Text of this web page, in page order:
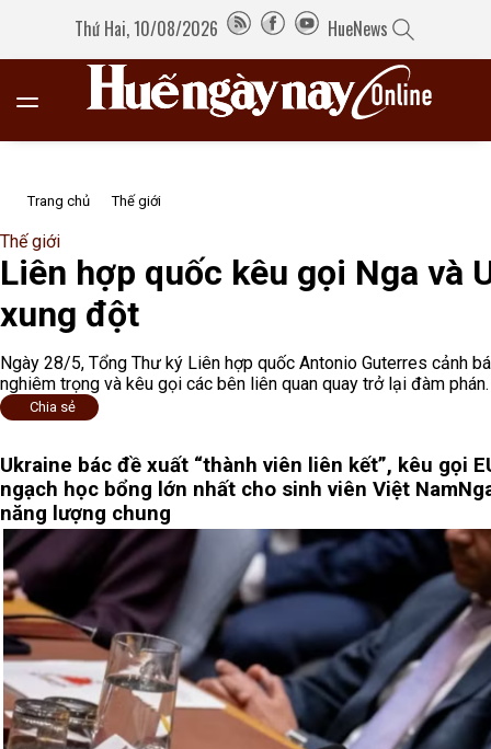
Thứ Hai, 10/08/2026 HueNews
Trang chủ Thế giới
Thế giới
Liên hợp quốc kêu gọi Nga và
xung đột
Ngày 28/5, Tổng Thư ký Liên hợp quốc Antonio Guterres cảnh
nghiêm trọng và kêu gọi các bên liên quan quay trở lại đàm phán.
Chia sẻ
Ukraine bác đề xuất “thành viên liên kết”, kêu gọi
ngạch học bổng lớn nhất cho sinh viên Việt Nam
năng lượng chung